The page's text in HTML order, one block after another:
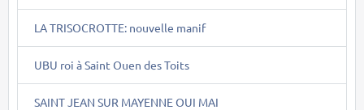
LA TRISOCROTTE: nouvelle manif
UBU roi à Saint Ouen des Toits
SAINT JEAN SUR MAYENNE OUI MAI